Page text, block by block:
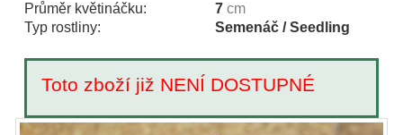
Průměr květináčku:
7 cm
Typ rostliny:
Semenáč / Seedling
Toto zboží již NENÍ DOSTUPNÉ